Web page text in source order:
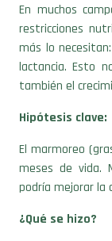
En muchos
restricciones
más lo
lactancia. Esto
también el
Hipótesis clave:
El marmoreo
meses de vida.
podría mejorar la
¿Qué se hizo?